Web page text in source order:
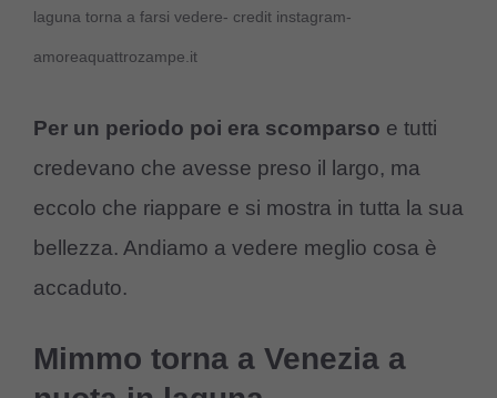
laguna torna a farsi vedere- credit instagram-
amoreaquattrozampe.it
Per un periodo poi era scomparso e tutti
credevano che avesse preso il largo, ma
eccolo che riappare e si mostra in tutta la sua
bellezza. Andiamo a vedere meglio cosa è
accaduto.
Mimmo torna a Venezia a